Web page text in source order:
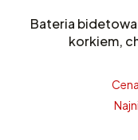
Bateria
korkiem,